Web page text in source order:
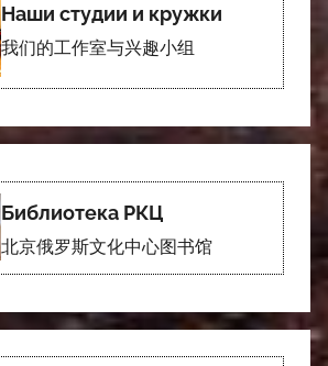
Наши студии и кружки
我们的工作室与兴趣小组
Библиотека РКЦ
北京俄罗斯文化中心图书馆